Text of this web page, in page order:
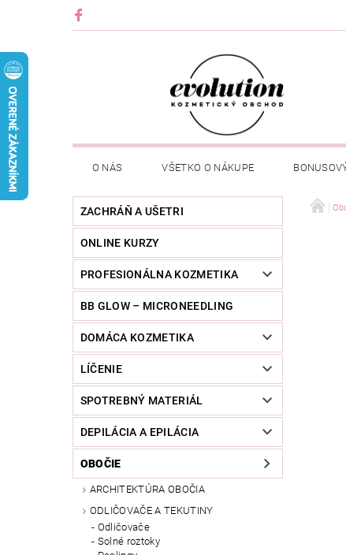
O NÁS VŠETKO O NÁKUPE
ZACHRÁŇ A UŠETRI
ONLINE KURZY
PROFESIONÁLNA KOZMETIKA
BB GLOW – MICRONEEDLING
DOMÁCA KOZMETIKA
LÍČENIE
SPOTREBNÝ MATERIÁL
DEPILÁCIA A EPILÁCIA
OBOČIE
ARCHITEKTÚRA OBOČIA
ODLIČOVAČE A TEKUTINY
Odličovače
Solné roztoky